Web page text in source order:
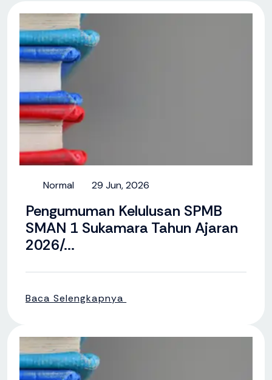
Normal 29 Jun, 2026
Pengumuman Kelulusan SPMB
SMAN 1 Sukamara Tahun Ajaran
2026/...
Baca Selengkapnya